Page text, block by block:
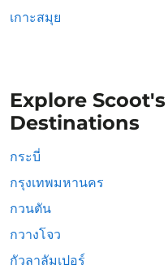
เกาะสมุย
Explore
Destinations
กระบี่
กรุงเทพมหานคร
กวนตัน
กวางโจว
กัวลาลัมเปอร์